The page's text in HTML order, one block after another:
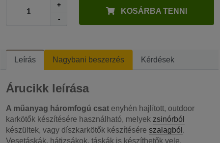
+
-
KOSÁRBA TENNI
Leírás Nagybani beszerzés Kérdések
Árucikk leírása
A műanyag háromfogú csat enyhén hajlított, outdoor
karkötők készítésére használható, melyek zsinórból
készültek, vagy díszkarkötők készítésére szalagból .
Vesetáskák, hátizsákok, táskák is készíthetők vele.